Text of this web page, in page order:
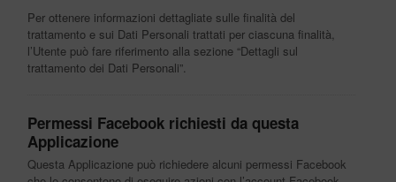
Per ottenere informazioni dettagliate sulle finalità del
trattamento e sui Dati Personali trattati per ciascuna finalità,
l’Utente può fare riferimento alla sezione “Dettagli sul
trattamento dei Dati Personali”.
Permessi Facebook richiesti da questa
Applicazione
Questa Applicazione può richiedere alcuni permessi Facebook